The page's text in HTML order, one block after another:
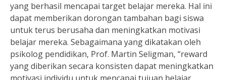
yang berhasil mencapai target belajar mereka. Hal ini
dapat memberikan dorongan tambahan bagi siswa
untuk terus berusaha dan meningkatkan motivasi
belajar mereka. Sebagaimana yang dikatakan oleh
psikolog pendidikan, Prof. Martin Seligman, “reward
yang diberikan secara konsisten dapat meningkatkan